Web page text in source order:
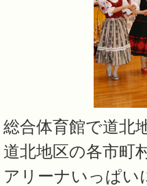
総合体育館で道北
道北地区の各市町
アリーナいっぱい